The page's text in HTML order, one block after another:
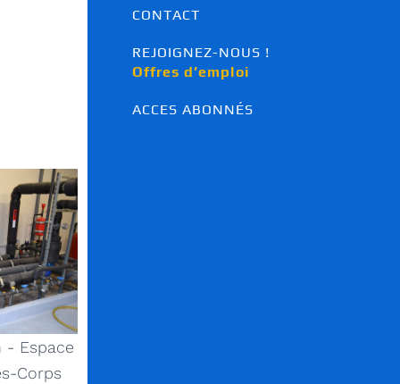
Ventilation à Orléans
Electricité à Orléans
Automatisme à Orléans
Domaines spécifiques
CONTACT
REJOIGNEZ-NOUS !
Offres d’emploi
ACCES ABONNÉS
- Espace
Corps